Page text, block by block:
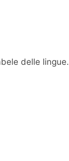
delle lingue.